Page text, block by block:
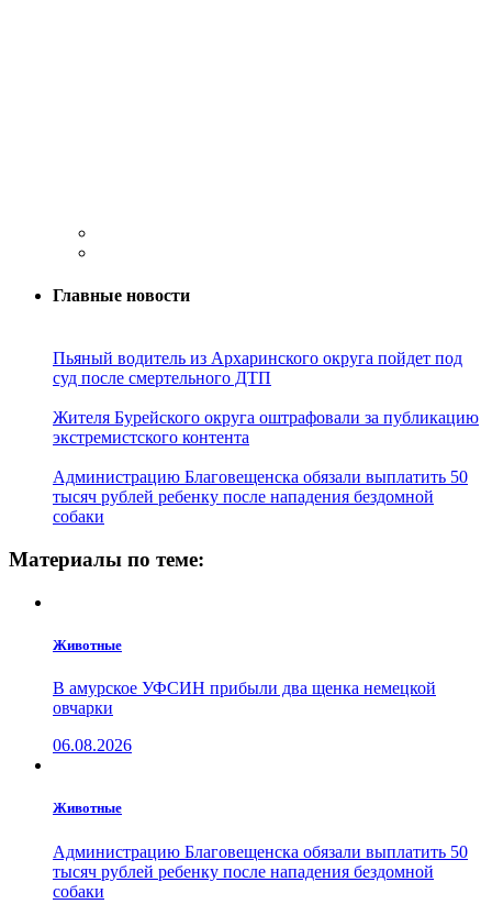
Главные новости
Пьяный водитель из Архаринского округа пойдет под
суд после смертельного ДТП
Жителя Бурейского округа оштрафовали за публикацию
экстремистского контента
Администрацию Благовещенска обязали выплатить 50
тысяч рублей ребенку после нападения бездомной
собаки
Материалы по теме:
Животные
В амурское УФСИН прибыли два щенка немецкой
овчарки
06.08.2026
Животные
Администрацию Благовещенска обязали выплатить 50
тысяч рублей ребенку после нападения бездомной
собаки